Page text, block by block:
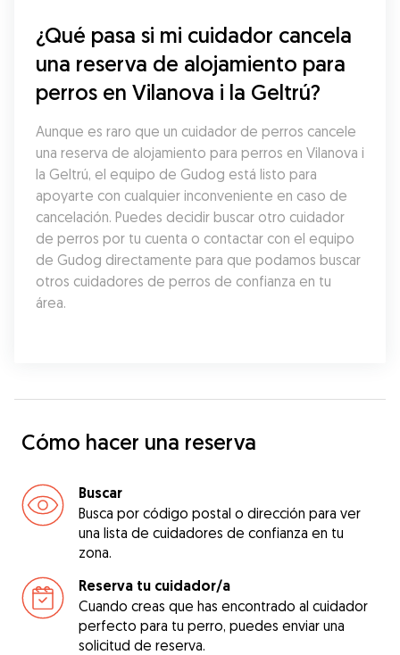
¿Qué pasa si mi cuidador cancela
una reserva de alojamiento para
perros en Vilanova i la Geltrú?
Aunque es raro que un cuidador de perros cancele
una reserva de alojamiento para perros en Vilanova i
la Geltrú, el equipo de Gudog está listo para
apoyarte con cualquier inconveniente en caso de
cancelación. Puedes decidir buscar otro cuidador
de perros por tu cuenta o contactar con el equipo
de Gudog directamente para que podamos buscar
otros cuidadores de perros de confianza en tu
área.
Cómo hacer una reserva
Buscar
Busca por código postal o dirección para ver
una lista de cuidadores de confianza en tu
zona.
Reserva tu cuidador/a
Cuando creas que has encontrado al cuidador
perfecto para tu perro, puedes enviar una
solicitud de reserva.